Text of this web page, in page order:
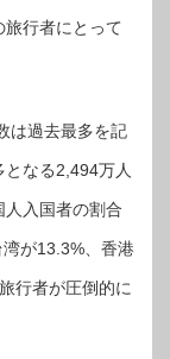
行者にとって
は過去最多を記
なる2,494万人
入国者の割合
が13.3%、香港
行者が圧倒的に